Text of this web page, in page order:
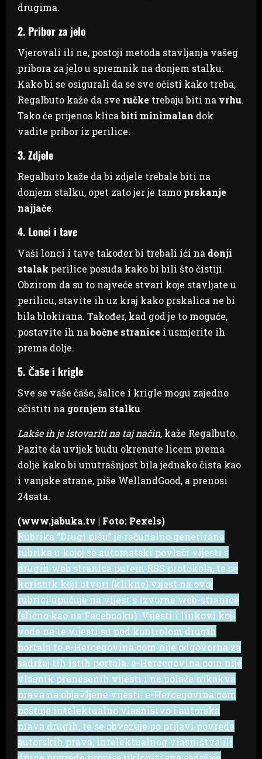
drugima.
2. Pribor za jelo
Vjerovali ili ne, postoji metoda stavljanja vašeg
pribora za jelo u spremnik na donjem stalku.
Kako bi se osigurali da se sve očisti kako treba,
Regalbuto kaže da sve ručke trebaju biti na vrhu.
Tako će prijenos klicabiti minimalan dok
vadite pribor iz perilice.
3. Zdjele
Regalbuto kaže da bi zdjele trebale biti na
donjem stalku, opet zato jer je tamo prskanje
najjače.
4. Lonci i tave
Vaši lonci i tave također bi trebali ići na donji
stalak perilice posuđa kako bi bili što čistiji.
Obzirom da su to najveće stvari koje stavljate u
perilicu, stavite ih uz kraj kako prskalica ne bi
bila blokirana. Također, kad god je to moguće,
postavite ih nabočne stranice i usmjerite ih
prema dolje.
5. Čaše i krigle
Sve se vaše čaše, šalice i krigle mogu zajedno
očistiti na gornjem stalku.
Lakše ih je istovariti na taj način, kaže Regalbuto.
Pazite da uvijek budu okrenute licem prema
dolje kako bi unutrašnjost bila jednako čista kao
i vanjske strane, piše WellandGood, a prenosi
24sata.
(www.jabuka.tv | Foto: Pexels)
Rubrika “Drugi pišu” je računalno generirana
rubrika u kojoj se automatski povlači vijesti s
drugih web stranica putem RSS protokola, te se
korisnik koji otvori (klikne) vijest na ovoj
rubrici upućuje na vijest s izvorne web-stranice
(slično kao na Facebooku). Vijesti i linkovi koji
vode na te vijesti su pod kontrolom drugih
portala te e-Hercegovina.com nije odgovorna za
sadržaj tih istih portala. e-Hercegovina.com nije
vlasnik prenesenih vijesti i ne polaže nikakva
prava na objavljene vijesti. e-Hercegovina.com
poštuje intelektualno vlasništvo i autorska
prava drugih, te se obvezuje po prijavi povrede
autorskih prava, intelektualnog vlasništva ili